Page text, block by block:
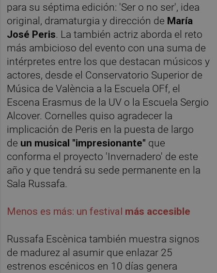
para su séptima edición: 'Ser o no ser', idea
original, dramaturgia y dirección de María
José Peris. La también actriz aborda el reto
más ambicioso del evento con una suma de
intérpretes entre los que destacan músicos y
actores, desde el Conservatorio Superior de
Música de València a la Escuela OFf, el
Escena Erasmus de la UV o la Escuela Sergio
Alcover. Cornelles quiso agradecer la
implicación de Peris en la puesta de largo
de un musical "impresionante" que
conforma el proyecto 'Invernadero' de este
año y que tendrá su sede permanente en la
Sala Russafa.
Menos es más: un festival más accesible
Russafa Escènica también muestra signos
de madurez al asumir que enlazar 25
estrenos escénicos en 10 días genera